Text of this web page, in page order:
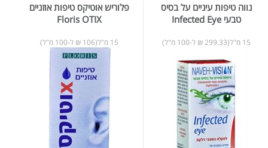
נווה טיפות עיניים על בסיס
טבעי Infected Eye
15 מ"ל(299.33 ₪ ל-100 מ"ל)
פלוריש אוטיקס טיפות אוזניים
Floris OTIX
15 מ"ל(106 ₪ ל-100 מ"ל)